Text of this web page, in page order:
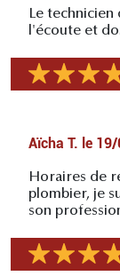
Le technicien
l'écoute et
Aïcha T. le
Horaires de
plombier, je
son